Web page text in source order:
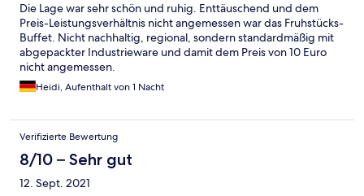
Die Lage war sehr schön und ruhig. Enttäuschend und dem
Preis-Leistungsverhältnis nicht angemessen war das Fruhstücks-
Buffet. Nicht nachhaltig, regional, sondern standardmäßig mit
abgepackter Industrieware und damit dem Preis von 10 Euro
nicht angemessen.
Heidi, Aufenthalt von 1 Nacht
Verifizierte Bewertung
8/10 – Sehr gut
12. Sept. 2021